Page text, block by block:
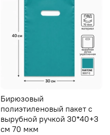
Бирюзовый
полиэтиленовый пакет с
вырубной ручкой 30*40+3
см 70 мкм